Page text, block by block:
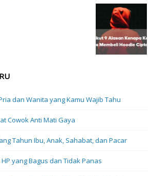
dan Wanita yang Kamu Wajib Tahu
Cowok Anti Mati Gaya
Tahun Ibu, Anak, Sahabat, dan Pacar
yang Bagus dan Tidak Panas